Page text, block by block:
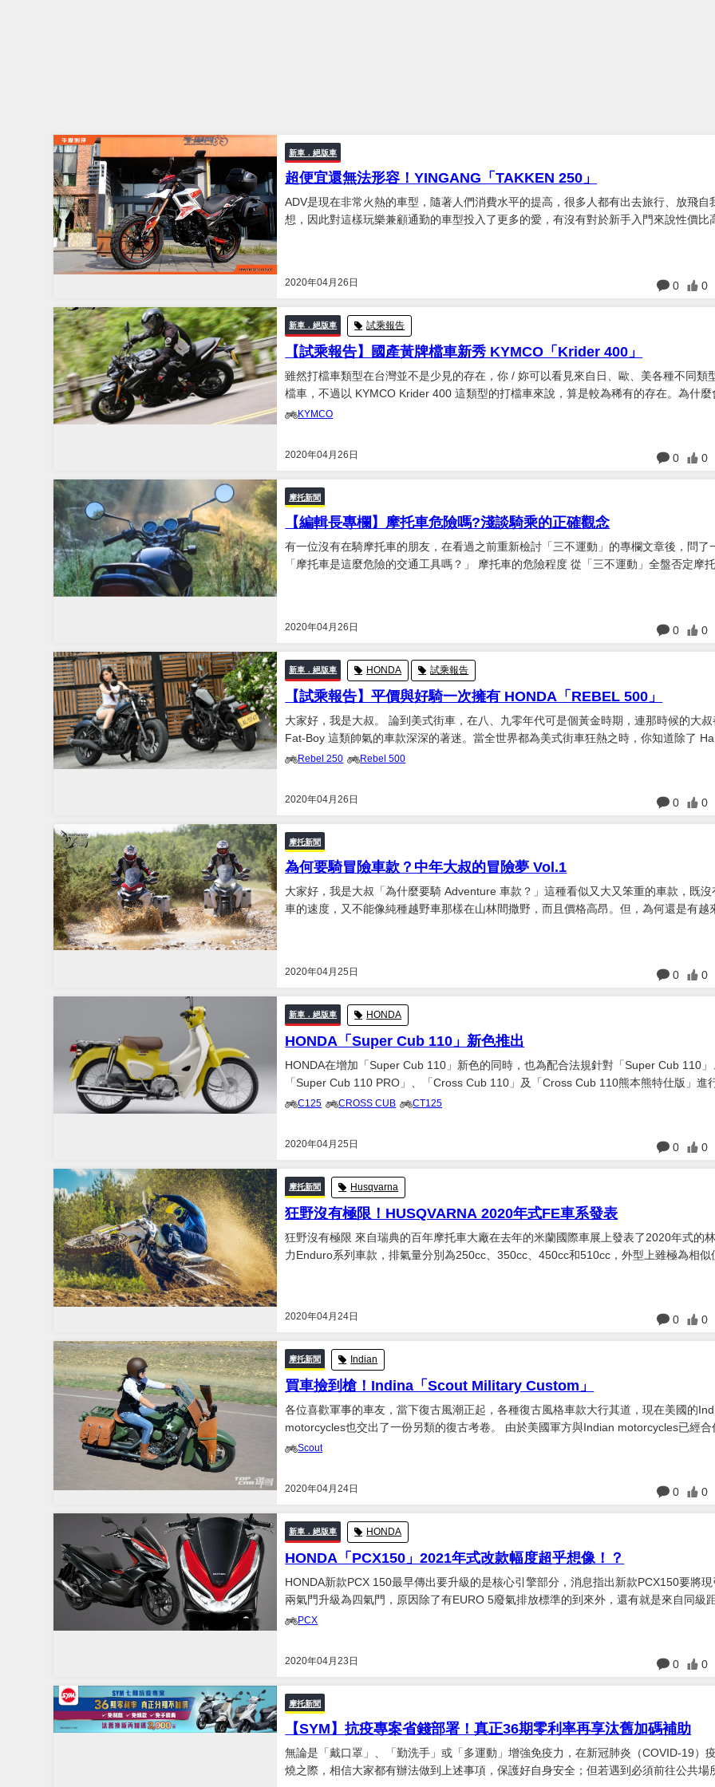
新車．絕版車
超便宜還無法形容！YINGANG「TAKKEN 250」
2020年04月26日
ADV是現在非常火熱的車型，隨著人們消費水平的提高，很多人都有出去旅行、放飛自
想，因此對這樣玩樂兼顧通勤的車型投入了更多的愛，有沒有對於新手入門來說性價比
0 0
新車．絕版車 試乘報告
【試乘報告】國產黃牌檔車新秀 KYMCO「Krider 400」
2020年04月26日
雖然打檔車類型在台灣並不是少見的存在，你 / 妳可以看見來自日、歐、美各種不同類
檔車，不過以 KYMCO Krider 400 這類型的打檔車來說，算是較為稀有的存在。為什麼
說?如果對於 KYMCO 產品線較為熟悉的車友，大概會記得 Venox 這款美式嬉皮打檔車
KYMCO
0 0
摩托新聞
【編輯長專欄】摩托車危險嗎?淺談騎乘的正確觀念
2020年04月26日
有一位沒有在騎摩托車的朋友，在看過之前重新檢討「三不運動」的專欄文章後，問了
「摩托車是這麼危險的交通工具嗎？」 摩托車的危險程度 從「三不運動」全盤否定摩
0 0
新車．絕版車 HONDA 試乘報告
【試乘報告】平價與好騎一次擁有 HONDA「REBEL 500」
2020年04月26日
大家好，我是大叔。 論到美式街車，在八、九零年代可是個黃金時期，連那時候的大
Fat-Boy 這類帥氣的車款深深的著迷。當全世界都為美式街車狂熱之時，你知道除了
Davidson 之外，日本四大車廠都有推出類似的美式機車車款來搶攻這廣大的市場，而
Rebel 250 Rebel 500
0 0
摩托新聞
為何要騎冒險車款？中年大叔的冒險夢 Vol.1
2020年04月25日
大家好，我是大叔「為什麼要騎 Adventure 車款？」這種看似又大又笨重的車款，既沒
車的速度，又不能像純種越野車那樣在山林間撒野，而且價格高昂。但，為何還是有越
0 0
新車．絕版車 HONDA
HONDA「Super Cub 110」新色推出
2020年04月25日
HONDA在增加「Super Cub 110」新色的同時，也為配合法規針對「Super Cub 110」
「Super Cub 110 PRO」、「Cross Cub 110」及「Cross Cub 110熊本熊特仕版」進
裝，並公布將在5月22日（五）推出「Super Cub 110」、「Super Cub 110...
C125 CROSS CUB CT125
0 0
摩托新聞 Husqvarna
狂野沒有極限！HUSQVARNA 2020年式FE車系發表
2020年04月24日
狂野沒有極限 來自瑞典的百年摩托車大廠在去年的米蘭國際車展上發表了2020年式的
力Enduro系列車款，排氣量分別為250cc、350cc、450cc和510cc，外型上雖極為相似
0 0
摩托新聞 Indian
買車撿到槍！Indina「Scout Military Custom」
2020年04月24日
各位喜歡軍事的車友，當下復古風潮正起，各種復古風格車款大行其道，現在美國的
motorcycles也交出了一份另類的復古考卷。 由於美國軍方與Indian motorcycles已經合作近百
年，為了紀念雙方良好的合作關係，Indian motorcycles使用Scout為基礎開發出了多款
Scout
0 0
新車．絕版車 HONDA
HONDA「PCX150」2021年式改款幅度超乎想像！？
2020年04月23日
HONDA新款PCX 150最早傳出要升級的是核心引擎部分，消息指出新款PCX150要將
兩氣門升級為四氣門，原因除了有EURO 5廢氣排放標準的到來外，還有就是來自同級
手-YAMAHA NMAX 155帶來的壓力。 HONDA在去年也陸續申請了相關的引擎專利，新的專
PCX
0 0
摩托新聞
【SYM】抗疫專案省錢部署！真正36期零利率再享汰舊加碼補助
無論是「戴口罩」、「勤洗手」或「多運動」增強免疫力，在新冠肺炎（COVID-19）
燒之際，相信大家都有辦法做到上述事項，保護好自身安全；但若遇到必須前往公共場